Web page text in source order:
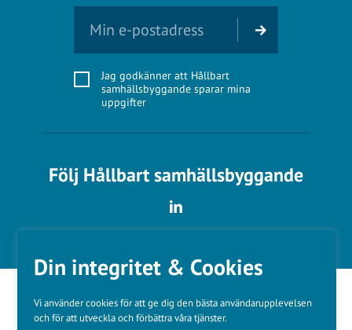
Din integritet & Cookies
Vi använder cookies för att ge dig den bästa användarupplevelsen
och för att utveckla och förbättra våra tjänster.
Jag godkänner att Hållbart
samhällsbyggande sparar mina
uppgifter
Följ Hållbart samhällsbyggande